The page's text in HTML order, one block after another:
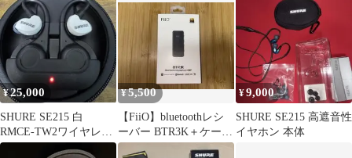
¥25,000
SHURE SE215 白
RMCE-TW2ワイヤレス
イヤホン 有線ケーブ
¥5,500
【FiiO】bluetoothレシ
ーバー BTR3K＋ケーブ
ル LC-2.5BS
¥9,000
SHURE SE215 高遮音性
イヤホン 本体